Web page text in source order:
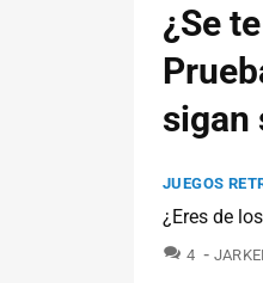
¿Se
sigan
JUEGOS
¿Eres de
4